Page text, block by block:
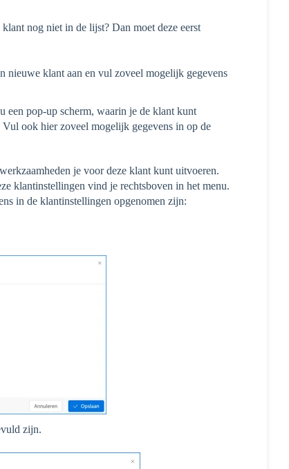
nog niet in de lijst? Dan moet deze eerst
nieuwe klant aan en vul zoveel mogelijk gegevens
pop-up scherm, waarin je de klant kunt
ook hier zoveel mogelijk gegevens in op de
je voor deze klant kunt uitvoeren.
klantinstellingen vind je rechtsboven in het menu.
in de klantinstellingen opgenomen zijn:
zijn.